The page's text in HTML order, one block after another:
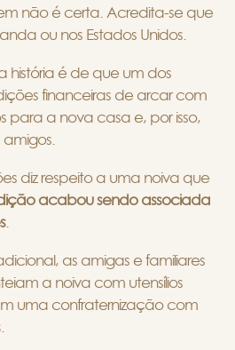
não é certa. Acredita-se que
ou nos Estados Unidos.
história é de que um dos
financeiras de arcar com
para a nova casa e, por isso,
diz respeito a uma noiva que
acabou sendo associada
.
as amigas e familiares
a noiva com utensílios
uma confraternização com